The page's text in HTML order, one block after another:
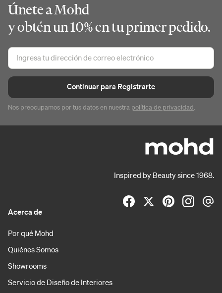
Únete a Mohd
y obtén un 10% en tu primer pedido.
Continuar para Registrarte
Nos preocupamos por tus datos en nuestra política de privacidad.
Inspired by Beauty since 1968.
Acerca de
Por qué Mohd
Quiénes Somos
Showrooms
Servicio de Diseño de Interiores